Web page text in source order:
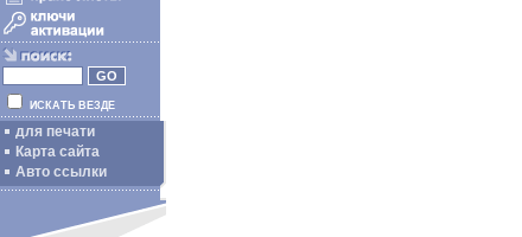
ИСКАТЬ ВЕЗДЕ
для печати
Карта сайта
Авто ссылки